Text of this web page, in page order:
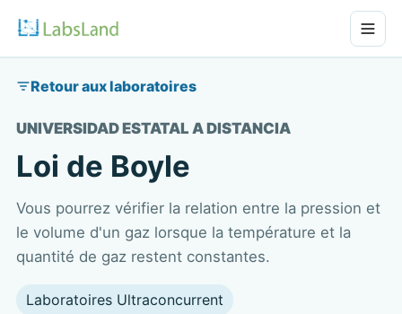
Retour aux laboratoires
UNIVERSIDAD ESTATAL A DISTANCIA
Loi de Boyle
Vous pourrez vérifier la relation entre la pression et
le volume d'un gaz lorsque la température et la
quantité de gaz restent constantes.
Laboratoires Ultraconcurrent